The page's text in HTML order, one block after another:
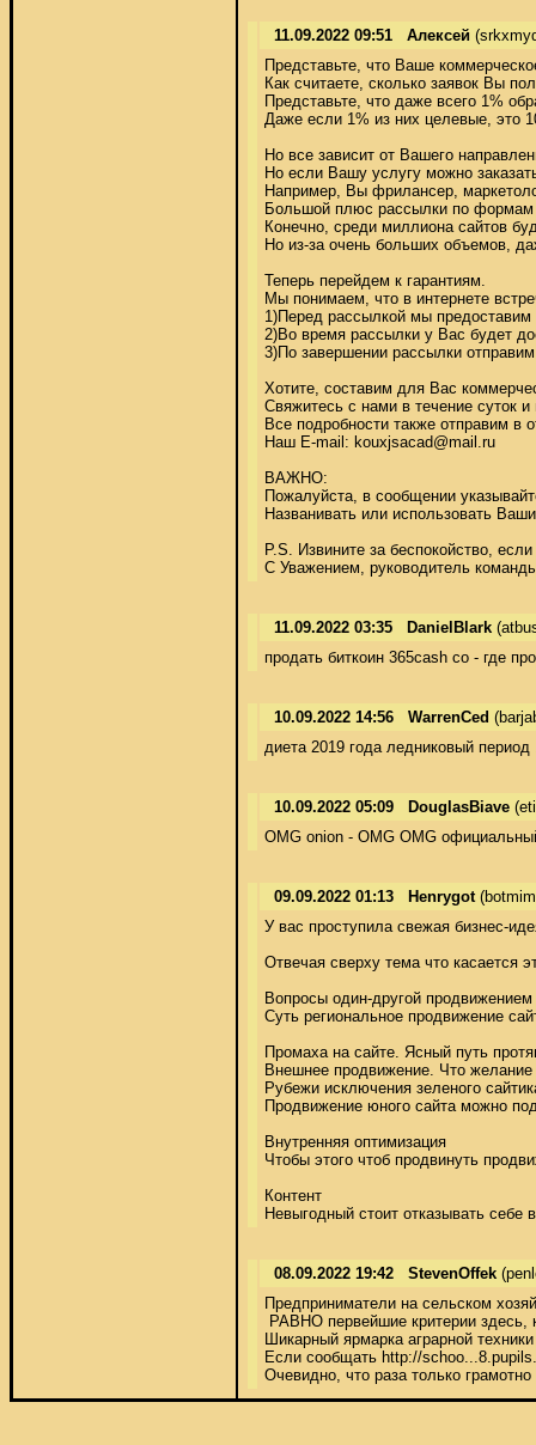
11.09.2022 09:51 Алексей
Представьте, что Ваше
Как считаете, сколько заявок Вы
Представьте, что даже всего 1%
Даже если 1% из них целевые, это
Но все зависит от Вашего
Но если Вашу услугу можно
Например, Вы фрилансер,
Большой плюс рассылки по формам
Конечно, среди миллиона сайтов
Но из-за очень больших объемов,
Теперь перейдем к гарантиям.
Мы понимаем, что в интернете
1)Перед рассылкой мы
2)Во время рассылки у Вас будет
3)По завершении рассылки
Хотите, составим для Вас
Свяжитесь с нами в течение суток
Все подробности также отправим в
Наш E-mail: kouxjsacad@mail.ru
ВАЖНО:
Пожалуйста, в сообщении
Названивать или использовать
P.S. Извините за беспокойство,
С Уважением, руководитель
11.09.2022 03:35 DanielBlark
продать биткоин 365cash co - где
10.09.2022 14:56 WarrenCed
диета 2019 года ледниковый
10.09.2022 05:09 DouglasBiave
OMG onion - OMG OMG
09.09.2022 01:13 Henrygot
У вас проступила свежая бизнес-
Отвечая сверху тема что касается
Вопросы один-другой
Суть региональное продвижение
Промаха на сайте. Ясный путь
Внешнее продвижение. Что желание
Рубежи исключения зеленого
Продвижение юного сайта можно
Внутренняя оптимизация
Чтобы этого чтоб продвинуть
Контент
Невыгодный стоит отказывать себе
08.09.2022 19:42 StevenOffek
Предприниматели на сельском
РАВНО первейшие критерии здесь,
Шикарный ярмарка аграрной
Если сообщать http://
Очевидно, что раза только